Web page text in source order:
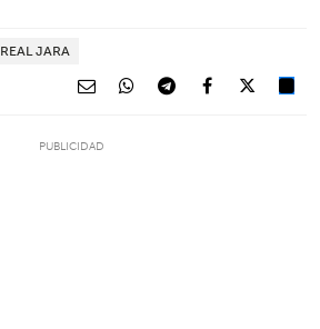
REAL JARA